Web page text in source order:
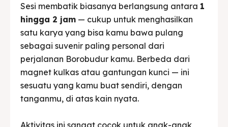
Sesi membatik biasanya berlangsung antara 1
hingga 2 jam — cukup untuk menghasilkan
satu karya yang bisa kamu bawa pulang
sebagai suvenir paling personal dari
perjalanan Borobudur kamu. Berbeda dari
magnet kulkas atau gantungan kunci — ini
sesuatu yang kamu buat sendiri, dengan
tanganmu, di atas kain nyata.
Aktivitas ini sangat cocok untuk anak-anak